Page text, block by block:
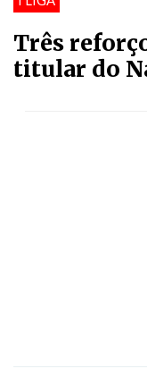
Três
titular do